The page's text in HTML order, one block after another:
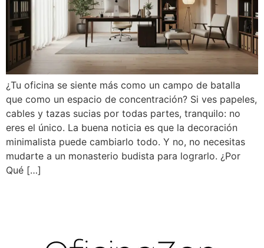
¿Tu oficina se siente más como un campo de batalla
que como un espacio de concentración? Si ves papeles,
cables y tazas sucias por todas partes, tranquilo: no
eres el único. La buena noticia es que la decoración
minimalista puede cambiarlo todo. Y no, no necesitas
mudarte a un monasterio budista para lograrlo. ¿Por
Qué […]